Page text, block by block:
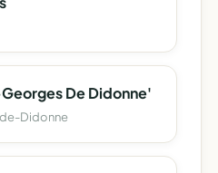
De Didonne'
Didonne